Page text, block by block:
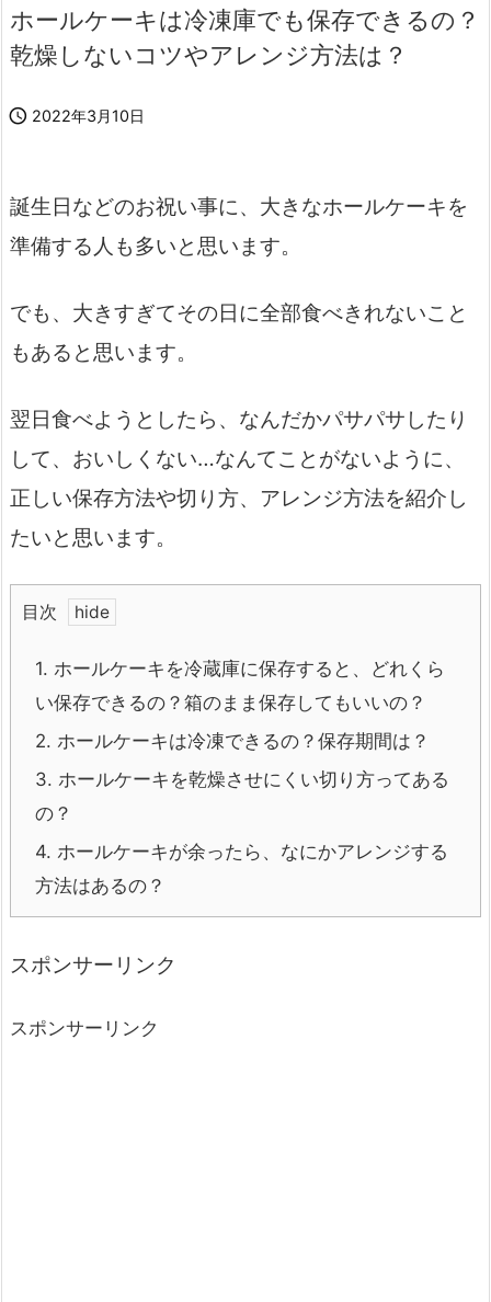
ホールケーキは冷凍庫でも保存できるの？
乾燥しないコツやアレンジ方法は？
 2022年3月10日
誕生日などのお祝い事に、大きなホールケーキを
準備する人も多いと思います。
でも、大きすぎてその日に全部食べきれないこと
もあると思います。
翌日食べようとしたら、なんだかパサパサしたり
して、おいしくない…なんてことがないように、
正しい保存方法や切り方、アレンジ方法を紹介し
たいと思います。
目次
1. ホールケーキを冷蔵庫に保存すると、どれくら
い保存できるの？箱のまま保存してもいいの？
2. ホールケーキは冷凍できるの？保存期間は？
3. ホールケーキを乾燥させにくい切り方ってある
の？
4. ホールケーキが余ったら、なにかアレンジする
方法はあるの？
スポンサーリンク
スポンサーリンク